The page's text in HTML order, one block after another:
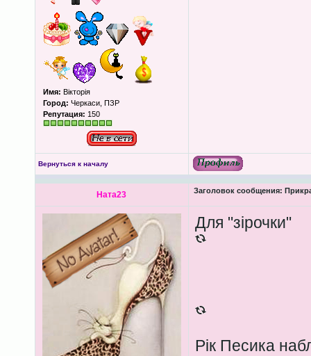
Имя: Вікторія
Город: Черкаси, ПЗР
Репутация: 150
Вернуться к началу
Ната23 Заголовок сообщения:
Для "зірочки"
Рік Песика